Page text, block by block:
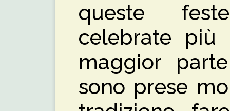
queste
celebrate più
maggior
sono prese